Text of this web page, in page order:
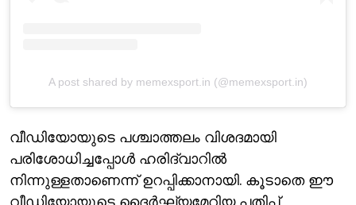
A post shared by memexsport.in (@memexsport.in)
വീഡിയോയുടെ പശ്ചാത്തലം വിശദമായി
പരിശോധിച്ചപ്പോള്‍ ഹരിദ്വാറില്‍
നിന്നുള്ളതാണെന്ന് ഉറപ്പിക്കാനായി. കൂടാതെ ഈ